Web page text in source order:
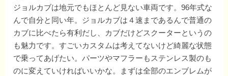
ジョルカブは地元でもほとんど見ない車両です。96年式な
んで自分と同い年。ジョルカブは４速まであるんで普通の
カブに比べたら有利だし、カブだけどスクーターというの
も魅力です。すごいカスタムは考えてないけど綺麗な状態
で乗ってあげたい。パーツやマフラーもステンレス製のも
のに変えていければいいかな。まずは全部のエンブレムが